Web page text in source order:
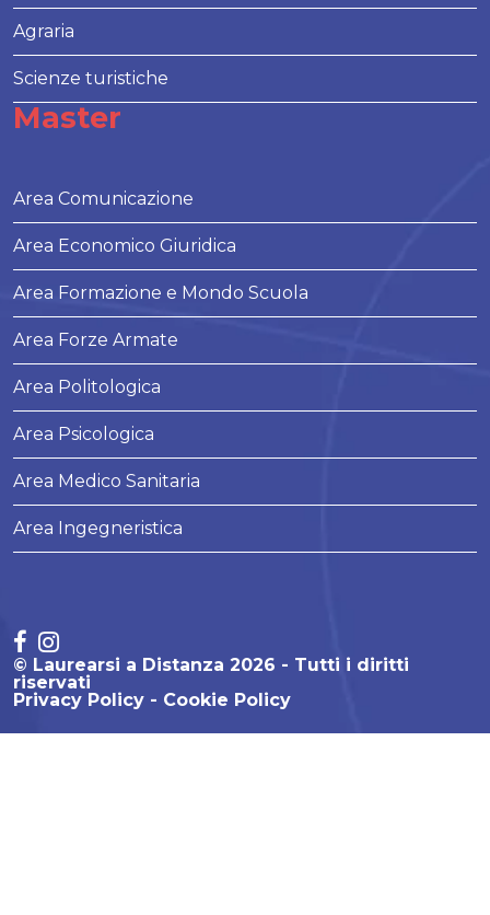
Agraria
Scienze turistiche
Master
Area Comunicazione
Area Economico Giuridica
Area Formazione e Mondo Scuola
Area Forze Armate
Area Politologica
Area Psicologica
Area Medico Sanitaria
Area Ingegneristica
© Laurearsi a Distanza 2026 - Tutti i diritti
riservati
Privacy Policy
Cookie Policy